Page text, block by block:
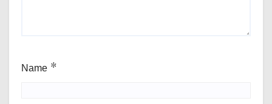
Name *